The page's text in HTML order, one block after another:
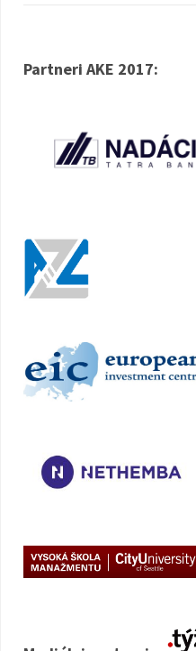
Partneri AKE 2017: